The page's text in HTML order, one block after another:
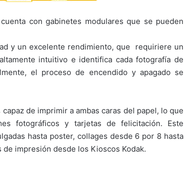
con gabinetes modulares que se pueden
y un excelente rendimiento, que requiriere un
intuitivo e identifica cada fotografía de
el proceso de encendido y apagado se
de imprimir a ambas caras del papel, lo que
fotográficos y tarjetas de felicitación. Este
hasta poster, collages desde 6 por 8 hasta
impresión desde los Kioscos Kodak.